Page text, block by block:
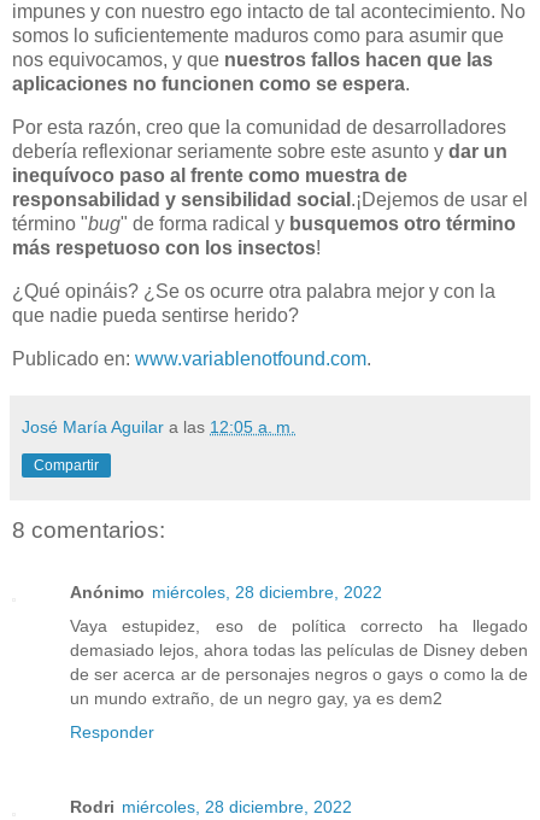
impunes y con nuestro ego intacto de tal acontecimiento. No
somos lo suficientemente maduros como para asumir que
nos equivocamos, y que nuestros fallos hacen que las
aplicaciones no funcionen como se espera.
Por esta razón, creo que la comunidad de desarrolladores
debería reflexionar seriamente sobre este asunto y dar un
inequívoco paso al frente como muestra de
responsabilidad y sensibilidad social .¡Dejemos de usar el
término "bug" de forma radical y busquemos otro término
más respetuoso con los insectos!
¿Qué opináis? ¿Se os ocurre otra palabra mejor y con la
que nadie pueda sentirse herido?
Publicado en: www.variablenotfound.com.
José María Aguilar a las 12:05 a. m.
Compartir
8 comentarios:
Anónimo miércoles, 28 diciembre, 2022
Vaya estupidez, eso de política correcto ha llegado
demasiado lejos, ahora todas las películas de Disney deben
de ser acerca ar de personajes negros o gays o como la de
un mundo extraño, de un negro gay, ya es dem2
Responder
Rodri miércoles, 28 diciembre, 2022